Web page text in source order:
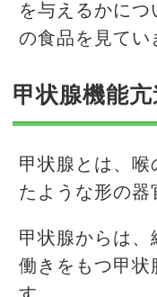
を与えるかに
の食品を見てい
甲状腺機能
甲状腺とは、喉
たような形の器
甲状腺からは、
働きをもつ甲状